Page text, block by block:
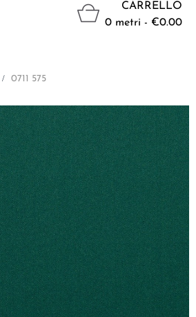
CARRELLO
0 metri - €0.00
> 0711 575